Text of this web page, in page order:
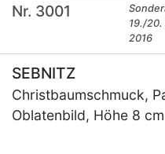
Nr. 3001
19./20.
2016
SEBNITZ
Christbaumschmuck,
Oblatenbild, Höhe 8 cm